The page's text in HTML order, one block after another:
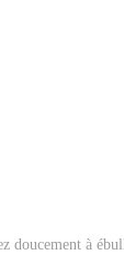
doucement à